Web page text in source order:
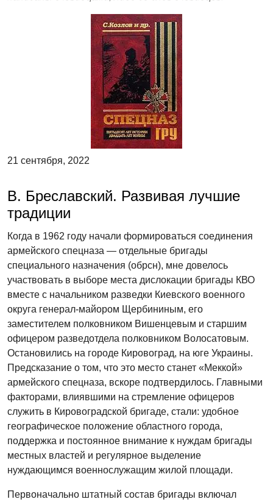
21 сентября, 2022
В. Бреславский. Развивая лучшие
традиции
Когда в 1962 году начали формироваться соединения
армейского спецназа — отдельные бригады
специального назначения (обрсн), мне довелось
участвовать в выборе места дислокации бригады КВО
вместе с начальником разведки Киевского военного
округа генерал-майором Щербининым, его
заместителем полковником Вишенцевым и старшим
офицером разведотдела полковником Волосатовым.
Остановились на городе Кировоград, на юге Украины.
Предсказание о том, что это место станет «Меккой»
армейского спецназа, вскоре подтвердилось. Главными
факторами, влиявшими на стремление офицеров
служить в Кировоградской бригаде, стали: удобное
географическое положение областного города,
поддержка и постоянное внимание к нуждам бригады
местных властей и регулярное выделение
нуждающимся военнослужащим жилой площади.
Первоначально штатный состав бригады включал